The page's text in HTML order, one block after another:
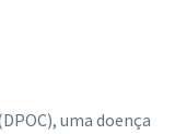
uma doença